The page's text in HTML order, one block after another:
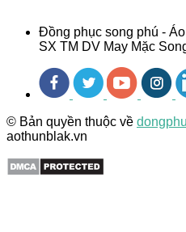
Đồng phục song phú -
SX TM DV May Mặc
© Bản quyền thuộc về
aothunblak.vn